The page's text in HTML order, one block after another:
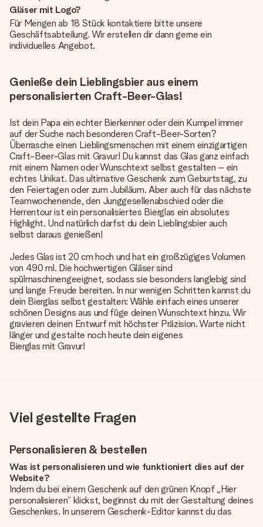
Gläser mit Logo?
Für Mengen ab 18 Stück kontaktiere bitte unsere
Geschäftsabteilung. Wir erstellen dir dann gerne ein
individuelles Angebot.
Genieße dein Lieblingsbier aus einem
personalisierten Craft-Beer-Glas!
Ist dein Papa ein echter Bierkenner oder dein Kumpel immer
auf der Suche nach besonderen Craft-Beer-Sorten?
Überrasche einen Lieblingsmenschen mit einem einzigartigen
Craft-Beer-Glas mit Gravur! Du kannst das Glas ganz einfach
mit einem Namen oder Wunschtext selbst gestalten – ein
echtes Unikat. Das ultimative Geschenk zum Geburtstag, zu
den Feiertagen oder zum Jubiläum. Aber auch für das nächste
Teamwochenende, den Junggesellenabschied oder die
Herrentour ist ein personalisiertes Bierglas ein absolutes
Highlight. Und natürlich darfst du dein Lieblingsbier auch
selbst daraus genießen!
Jedes Glas ist 20 cm hoch und hat ein großzügiges Volumen
von 490 ml. Die hochwertigen Gläser sind
spülmaschinengeeignet, sodass sie besonders langlebig sind
und lange Freude bereiten. In nur wenigen Schritten kannst du
dein Bierglas selbst gestalten: Wähle einfach eines unserer
schönen Designs aus und füge deinen Wunschtext hinzu. Wir
gravieren deinen Entwurf mit höchster Präzision. Warte nicht
länger und gestalte noch heute dein eigenes
Bierglas mit Gravur!
Viel gestellte Fragen
Personalisieren & bestellen
Was ist personalisieren und wie funktioniert dies auf der
Website?
Indem du bei einem Geschenk auf den grünen Knopf „Hier
personalisieren“ klickst, beginnst du mit der Gestaltung deines
Geschenkes. In unserem Geschenk-Editor kannst du das